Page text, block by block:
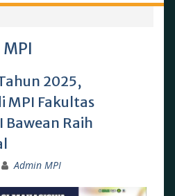
2025,
MPI Fakultas
Bawean Raih
Admin MPI